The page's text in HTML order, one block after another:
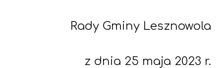
Rady Gminy Lesznowola
z dnia 25 maja 2023 r.